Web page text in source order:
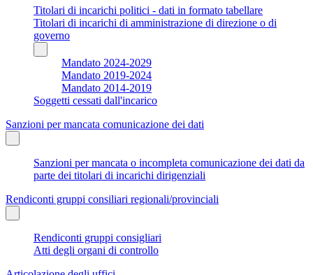
Titolari di incarichi politici - dati in formato tabellare
Titolari di incarichi di amministrazione di direzione o di
governo
Mandato 2024-2029
Mandato 2019-2024
Mandato 2014-2019
Soggetti cessati dall'incarico
Sanzioni per mancata comunicazione dei dati
Sanzioni per mancata o incompleta comunicazione dei dati da
parte dei titolari di incarichi dirigenziali
Rendiconti gruppi consiliari regionali/provinciali
Rendiconti gruppi consigliari
Atti degli organi di controllo